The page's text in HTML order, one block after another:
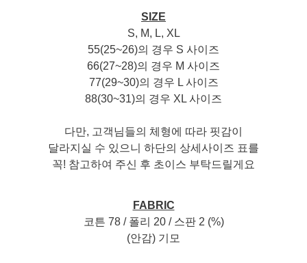
SIZE
S, M, L, XL
55(25~26)의 경우 S 사이즈
66(27~28)의 경우 M 사이즈
77(29~30)의 경우 L 사이즈
88(30~31)의 경우 XL 사이즈
다만, 고객님들의 체형에 따라 핏감이
달라지실 수 있으니 하단의 상세사이즈 표를
꼭! 참고하여 주신 후 초이스 부탁드릴게요
FABRIC
코튼 78 / 폴리 20 / 스판 2 (%)
(안감) 기모